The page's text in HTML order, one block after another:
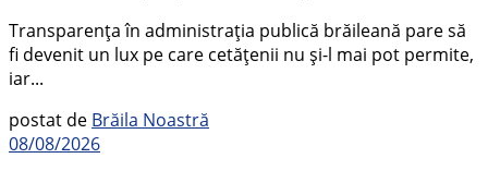
Transparența în administrația publică brăileană pare să
fi devenit un lux pe care cetățenii nu și-l mai pot permite,
iar...
postat de Brăila Noastră
08/08/2026